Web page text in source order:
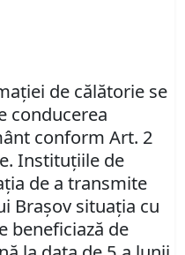
de călătorie se
conducerea
conform Art. 2
Instituţiile de
de a transmite
Braşov situaţia cu
beneficiază de